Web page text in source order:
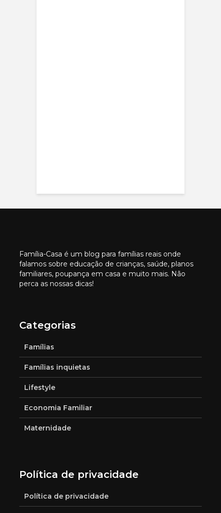
Família-Casa é um blog para famílias reais onde
falamos sobre educação de crianças, saúde, planos
familiares, poupança em casa e muito mais. Não
perca as nossas dicas!
Categorias
Famílias
Famílias inquietas
Lifestyle
Economia Familiar
Maternidade
Política de privacidade
Política de privacidade